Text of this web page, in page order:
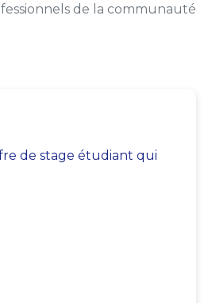
de la communauté
de stage étudiant qui